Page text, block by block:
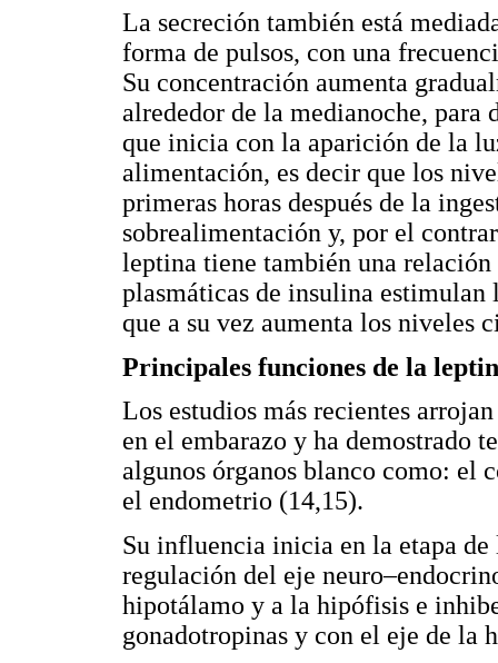
La secreción también está
forma de pulsos, con una
Su concentración aumenta
alrededor de la medianoche,
que inicia con la aparición de la
alimentación, es decir que los
primeras horas después de la
sobrealimentación y, por el
leptina tiene también una
plasmáticas de insulina
que a su vez aumenta los niveles
Principales funciones de la
Los estudios más recientes
en el embarazo y ha demostrado
algunos órganos blanco como: el
el endometrio (14,15).
Su influencia inicia en la etapa
regulación del eje
hipotálamo y a la hipófisis e
gonadotropinas y con el eje de la